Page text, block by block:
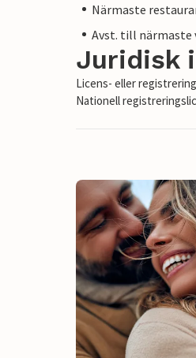
Närmaste
Avst. till närmaste
Juridisk
Licens- eller
Nationell